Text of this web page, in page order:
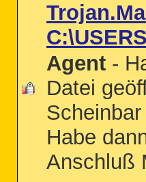
Agent -
Datei
Habe
Anschluß